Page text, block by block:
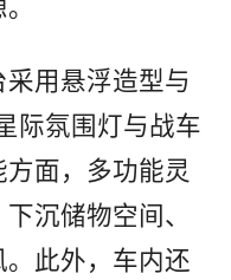
用悬浮造型与
际氛围灯与战车
面，多功能灵
沉储物空间、
此外，车内还